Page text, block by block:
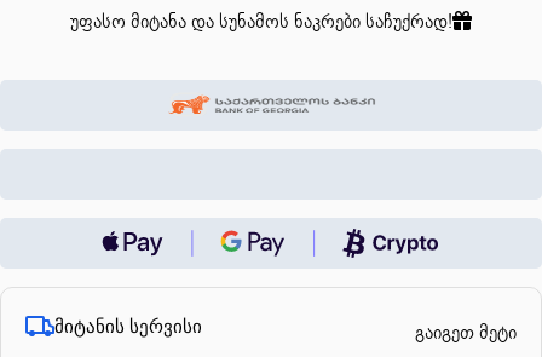
უფასო მიტანა და სუნამოს ნაკრები საჩუქრად!
მიტანის სერვისი გაიგეთ მეტი